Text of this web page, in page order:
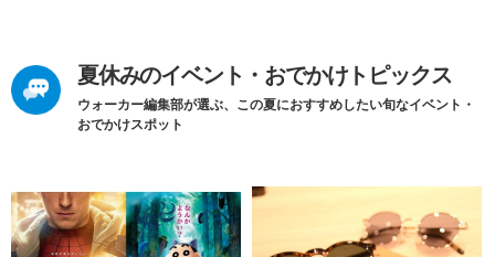
夏休みのイベント・おでかけトピックス
ウォーカー編集部が選ぶ、この夏におすすめしたい旬なイベント・
おでかけスポット